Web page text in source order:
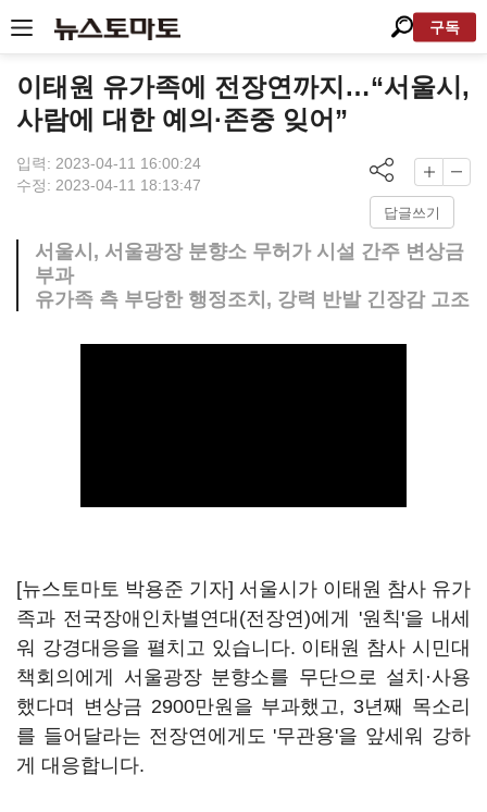
구독
이태원 유가족에 전장연까지…“서울시,
사람에 대한 예의·존중 잊어”
입력: 2023-04-11 16:00:24
수정: 2023-04-11 18:13:47
답글쓰기
서울시, 서울광장 분향소 무허가 시설 간주 변상금
부과
유가족 측 부당한 행정조치, 강력 반발 긴장감 고조
[뉴스토마토 박용준 기자] 서울시가 이태원 참사 유가
족과 전국장애인차별연대(전장연)에게 '원칙'을 내세
워 강경대응을 펼치고 있습니다. 이태원 참사 시민대
책회의에게 서울광장 분향소를 무단으로 설치·사용
했다며 변상금 2900만원을 부과했고, 3년째 목소리
를 들어달라는 전장연에게도 '무관용'을 앞세워 강하
게 대응합니다.